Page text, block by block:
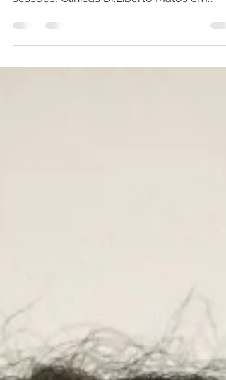
Tratamento da dor ciática com
e medicina chinesa. Resultados em